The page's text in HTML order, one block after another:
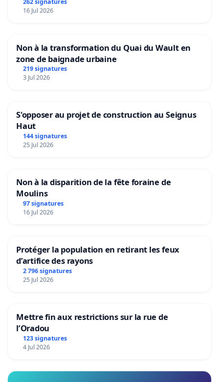
Aubenas et ses alentours
16 Jul 2026
Non à la transformation du Quai du Wault en
zone de baignade urbaine
219 signatures
3 Jul 2026
S'opposer au projet de construction au Seignus
Haut
144 signatures
25 Jul 2026
Non à la disparition de la fête foraine de
Moulins
97 signatures
16 Jul 2026
Protéger la population en retirant les feux
d’artifice des rayons
2 796 signatures
25 Jul 2026
Mettre fin aux restrictions sur la rue de
l’Oradou
123 signatures
4 Jul 2026